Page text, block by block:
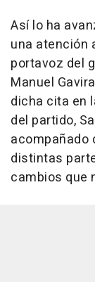
Así lo ha
una atención
portavoz del
Manuel
dicha cita en
del partido,
acompañado
distintas
cambios que